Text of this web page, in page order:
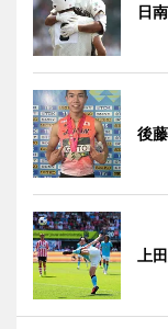
日
後
上